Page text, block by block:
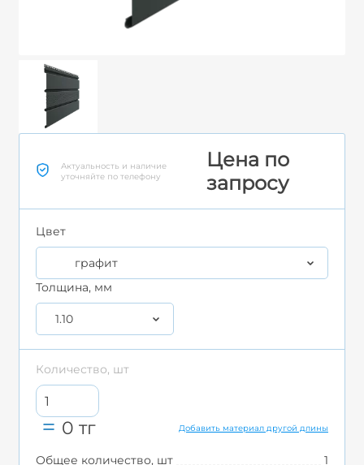
Актуальность и наличие
уточняйте по телефону
Цена по
запросу
Цвет
графит
Толщина, мм
1.10
Количество, шт
0 тг Добавить материал другой длины
Общее количество, шт
1